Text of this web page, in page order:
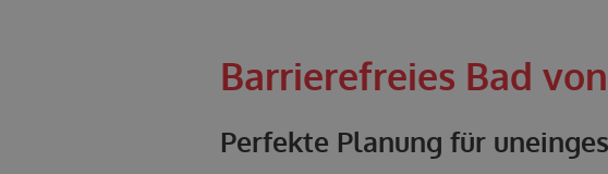
Barrierefreies Bad
Perfekte Planung für